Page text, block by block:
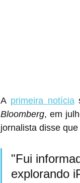
A primeira notícia
Bloomberg, em
jornalista disse
"Fui
explorando